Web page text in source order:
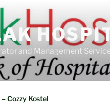
and Management
Cozzy Kostel